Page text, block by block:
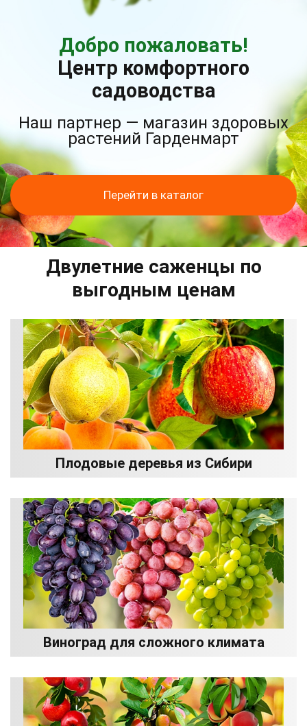
Добро пожаловать!
Центр комфортного
садоводства
Наш партнер — магазин здоровых
растений Гарденмарт
Перейти в каталог
Двулетние саженцы по
выгодным ценам
Плодовые деревья из Сибири
Виноград для сложного климата